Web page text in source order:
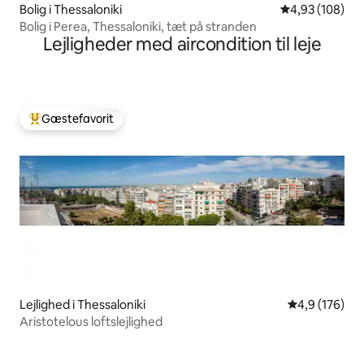
Bolig i Thessaloniki 4,93 ud af 5 i
4,93 (108)
Bolig i Perea, Thessaloniki, tæt på stranden
Lejligheder med aircondition til leje
Bedste gæstefavorit
Gæstefavorit
Lejlighed i Thessaloniki 4,9 ud af 5 i
4,9 (176)
Aristotelous loftslejlighed